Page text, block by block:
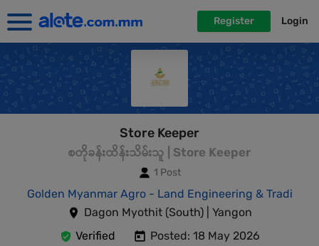
Register Login
Store Keeper
စတိုခန်းထိန်းသိမ်းသူ | Store Keeper
1 Post
Golden Myanmar Agro - Land Engineering & Tradi
Dagon Myothit (South) | Yangon
Verified
Posted: 18 May 2026